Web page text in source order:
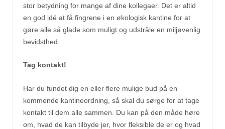
stor betydning for mange af dine kollegaer. Det er altid
en god idé at få fingrene i en økologisk kantine for at
gøre alle så glade som muligt og udstråle en miljøvenlig
bevidsthed.
Tag kontakt!
Har du fundet dig en eller flere mulige bud på en
kommende kantineordning, så skal du sørge for at tage
kontakt til dem alle sammen. Du kan på den måde høre
om, hvad de kan tilbyde jer, hvor fleksible de er og hvad